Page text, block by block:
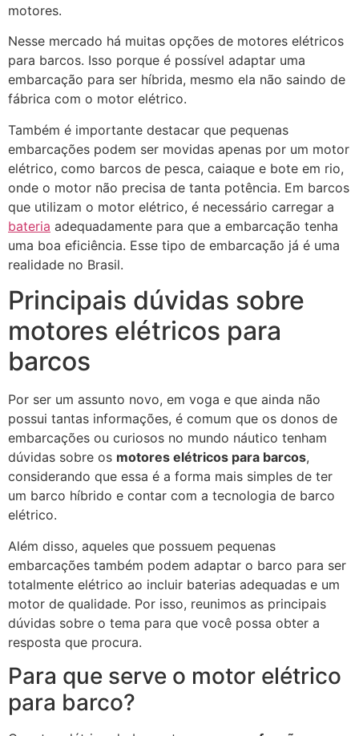
motores.
Nesse mercado há muitas opções de motores elétricos
para barcos. Isso porque é possível adaptar uma
embarcação para ser híbrida, mesmo ela não saindo de
fábrica com o motor elétrico.
Também é importante destacar que pequenas
embarcações podem ser movidas apenas por um motor
elétrico, como barcos de pesca, caiaque e bote em rio,
onde o motor não precisa de tanta potência. Em barcos
que utilizam o motor elétrico, é necessário carregar a
bateria adequadamente para que a embarcação tenha
uma boa eficiência. Esse tipo de embarcação já é uma
realidade no Brasil.
Principais dúvidas sobre
motores elétricos para
barcos
Por ser um assunto novo, em voga e que ainda não
possui tantas informações, é comum que os donos de
embarcações ou curiosos no mundo náutico tenham
dúvidas sobre os motores elétricos para barcos,
considerando que essa é a forma mais simples de ter
um barco híbrido e contar com a tecnologia de barco
elétrico.
Além disso, aqueles que possuem pequenas
embarcações também podem adaptar o barco para ser
totalmente elétrico ao incluir baterias adequadas e um
motor de qualidade. Por isso, reunimos as principais
dúvidas sobre o tema para que você possa obter a
resposta que procura.
Para que serve o motor elétrico
para barco?